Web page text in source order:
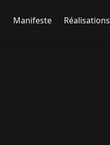
Manifeste Réalisations